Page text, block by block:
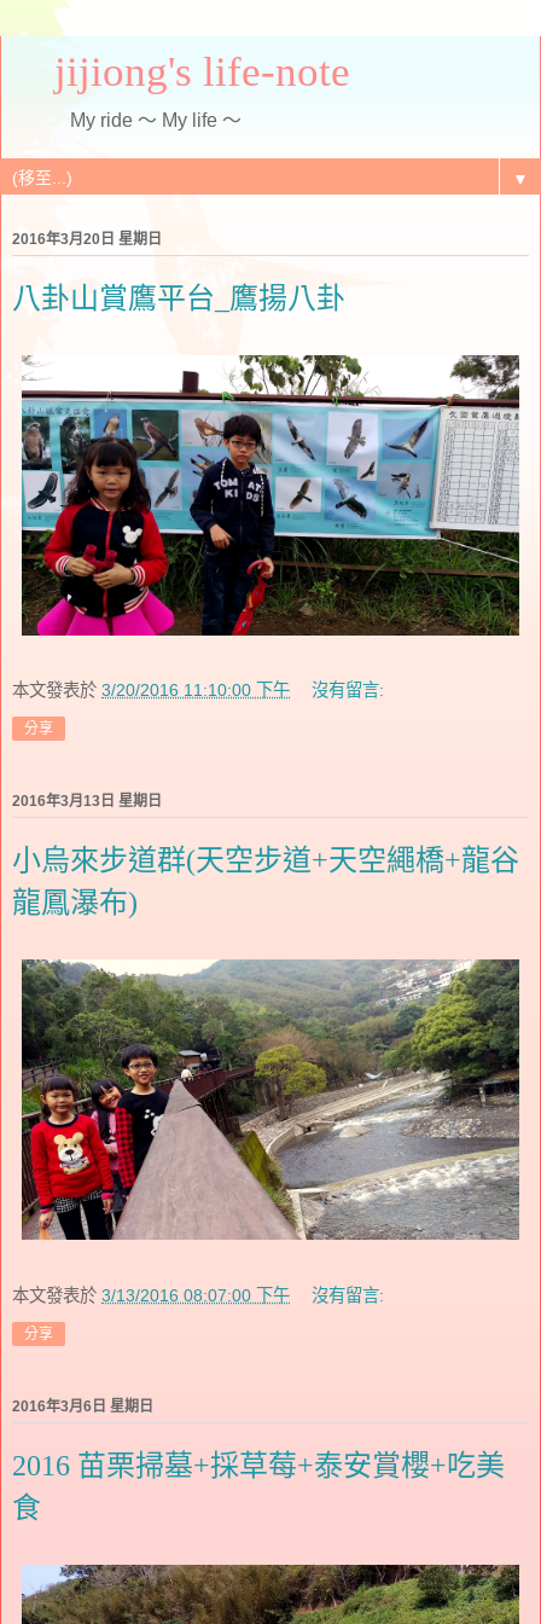
jijiong's life-note
My ride ～ My life ～
▼
2016年3月20日 星期日
八卦山賞鷹平台_鷹揚八卦
本文發表於 3/20/2016 11:10:00 下午 沒有留言:
分享
2016年3月13日 星期日
小烏來步道群(天空步道+天空繩橋+龍谷
龍鳳瀑布)
本文發表於 3/13/2016 08:07:00 下午 沒有留言:
分享
2016年3月6日 星期日
2016 苗栗掃墓+採草莓+泰安賞櫻+吃美
食